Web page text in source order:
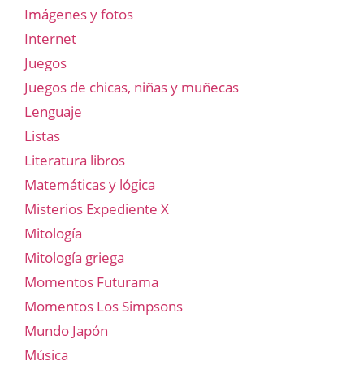
Imágenes y fotos
Internet
Juegos
Juegos de chicas, niñas y muñecas
Lenguaje
Listas
Literatura libros
Matemáticas y lógica
Misterios Expediente X
Mitología
Mitología griega
Momentos Futurama
Momentos Los Simpsons
Mundo Japón
Música